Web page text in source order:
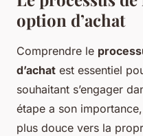
option d’achat
Comprendre le
d’achat est essentiel
souhaitant s’engager
étape a son
plus douce vers la